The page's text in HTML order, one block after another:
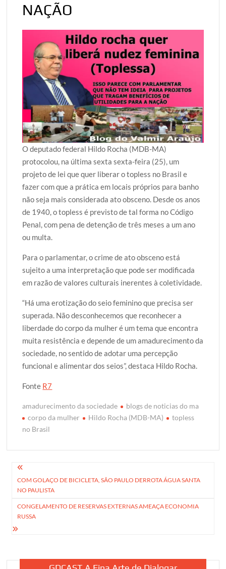
NAÇÃO
O deputado federal Hildo Rocha (MDB-MA)
protocolou, na última sexta sexta-feira (25), um
projeto de lei que quer liberar o topless no Brasil e
fazer com que a prática em locais próprios para banho
não seja mais considerada ato obsceno. Desde os anos
de 1940, o topless é previsto de tal forma no Código
Penal, com pena de detenção de três meses a um ano
ou multa.
Para o parlamentar, o crime de ato obsceno está
sujeito a uma interpretação que pode ser modificada
em razão de valores culturais inerentes à coletividade.
“Há uma erotização do seio feminino que precisa ser
superada. Não desconhecemos que reconhecer a
liberdade do corpo da mulher é um tema que encontra
muita resistência e depende de um amadurecimento da
sociedade, no sentido de adotar uma percepção
funcional e alimentar dos seios”, destaca Hildo Rocha.
Fonte R7
amadurecimento da sociedade
blogs de noticias do ma
corpo da mulher
Hildo Rocha (MDB-MA)
topless
no Brasil
Navegação
de
Post
COM GOLAÇO DE BICICLETA, SÃO PAULO DERROTA ÁGUA SANTA
NO PAULISTA
CONGELAMENTO DE RESERVAS EXTERNAS AMEAÇA ECONOMIA
RUSSA